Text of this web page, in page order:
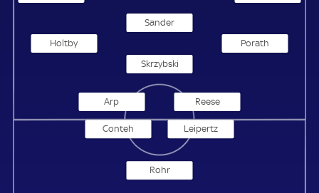
Sander
Holtby
Porath
Skrzybski
Arp Reese
Rohr
Leipertz
Conteh